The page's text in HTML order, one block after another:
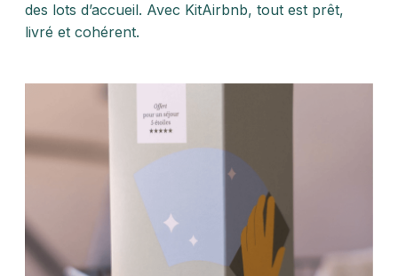
des lots d’accueil. Avec KitAirbnb, tout est prêt,
livré et cohérent.